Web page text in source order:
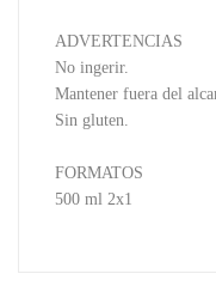
ADVERTENCIAS
No ingerir.
Mantener fuera del
Sin gluten.
FORMATOS
500 ml 2x1